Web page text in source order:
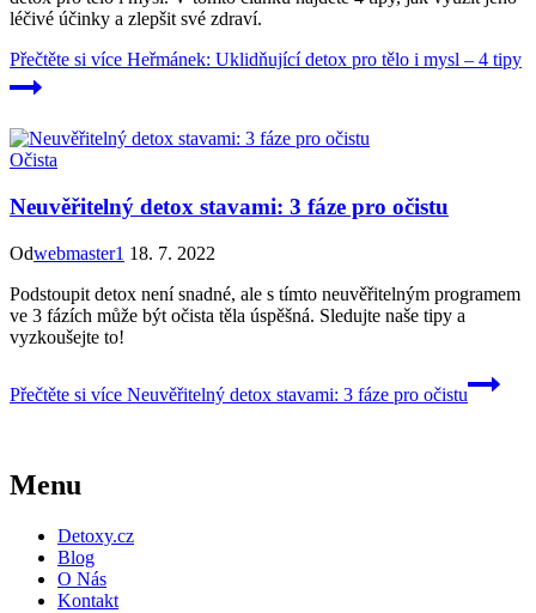
léčivé účinky a zlepšit své zdraví.
Přečtěte si více Heřmánek: Uklidňující detox pro tělo i mysl – 4 tipy
Očista
Neuvěřitelný detox stavami: 3 fáze pro očistu
Odwebmaster1 18. 7. 2022
Podstoupit detox není snadné, ale s tímto neuvěřitelným programem
ve 3 fázích může být očista těla úspěšná. Sledujte naše tipy a
vyzkoušejte to!
Přečtěte si více Neuvěřitelný detox stavami: 3 fáze pro očistu
Menu
Detoxy.cz
Blog
O Nás
Kontakt